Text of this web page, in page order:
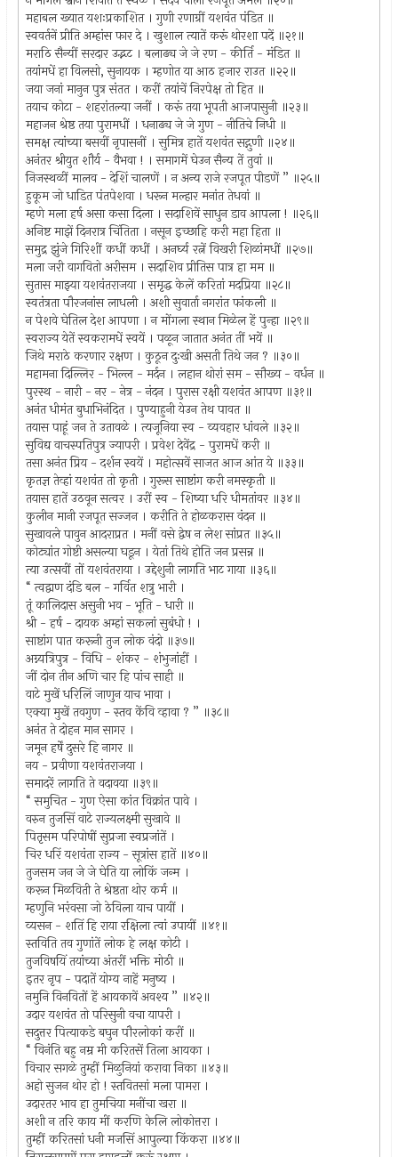
महाबल ख्यात यशःप्रकाशित । गुणी रणाग्रीं यशवंत पंडित ॥
स्ववर्तनें प्रीति अम्हांस फार दे । खुशाल त्यातें करूं थोरशा पदें ॥२१॥
मराठि सैन्यीं सरदार उद्भट । बलाढ्य जे जे रण - कीर्ति - मंडित ॥
तयांमधें हा विलसो, सुनायक । म्हणोत या आठ हजार राउत ॥२२॥
जया जनां मानुन पुत्र संतत । करीं तयांचें निरपेक्ष तो हित ॥
तयाच कोटा - शहरांतल्या जनीं । करूं तया भूपती आजपासुनी ॥२३॥
महाजन श्रेष्ठ तया पुरामधीं । धनाढ्य जे जे गुण - नीतिचे निधी ॥
समक्ष त्यांच्या बसवीं नृपासनीं । सुमित्र हातें यशवंत सद्गुणी ॥२४॥
अनंतर श्रीयुत शौर्य - वैभवा ! । समागमें घेउन सैन्य तें तुवां ॥
निजस्थळीं मालव - देशिं चालणें । न अन्य राजे रजपूत पीडणें ” ॥२५॥
हुकूम जो धाडित पंतपेशवा । धरून मल्हार मनांत तेधवां ॥
म्हणे मला हर्ष असा कसा दिला । सदाशिवें साधुन डाव आपला ! ॥२६॥
अनिष्ट माझें दिनरात्र चिंतिता । नसून इच्छाहि करी महा हिता ॥
समुद्र झुंजे गिरिशीं कधीं कधीं । अनर्घ्य रत्नें विखरी शिळांमधीं ॥२७॥
मला जरी वागवितो अरीसम । सदाशिव प्रीतिस पात्र हा मम ॥
सुतास माझ्या यशवंतराजया । समृद्ध केलें करितां मदप्रिया ॥२८॥
स्वतंत्रता पौरजनांस लाधली । अशी सुवार्ता नगरांत फांकली ॥
न पेशवे घेतिल देश आपणा । न मोंगला स्थान मिळेल हें पुन्हा ॥२९॥
स्वराज्य येतें स्वकरामधें स्वयें । पळून जातात अनंत तीं भयें ॥
जिथे मराठे करणार रक्षण । कुठून दुःखी असती तिथे जन ? ॥३०॥
महामना दिल्लिर - भिल्ल - मर्दन । लहान थोरां सम - सौख्य - वर्धन ॥
पुरस्थ - नारी - नर - नेत्र - नंदन । पुरास रक्षी यशवंत आपण ॥३१॥
अनंत धीमंत बुधाभिनंदित । पुण्याहुनी येउन तेथ पावत ॥
तयास पाहूं जन ते उतावळे । त्यजूनिया स्व - व्यवहार धांवले ॥३२॥
सुविद्य वाचस्पतिपुत्र ज्यापरी । प्रवेश देवेंद्र - पुरामधें करी ॥
तसा अनंत प्रिय - दर्शन स्वयें । महोत्सवें साजत आज आंत ये ॥३३॥
कृतज्ञ तेव्हां यशवंत तो कृती । गुरूस साष्टांग करी नमस्कृती ॥
तयास हातें उठवून सत्वर । उरीं स्व - शिष्या धरि धीमतांवर ॥३४॥
कुलीन मानी रजपूत सज्जन । करीति ते होळकरास वंदन ॥
सुखावले पावुन आदराप्रत । मनीं वसे द्वेष न लेश सांप्रत ॥३५॥
कोट्यांत गोष्टी असल्या घडून । येतां तिथे होति जन प्रसन्न ॥
त्या उत्सवीं तों यशवंतराया । उद्देशुनी लागति भाट गाया ॥३६॥
“ त्वद्वाण दंडि बल - गर्वित शत्रु भारी ।
तूं कालिदास असुनी भव - भूति - धारी ॥
श्री - हर्ष - दायक अम्हां सकलां सुबंधो ! ।
साष्टांग पात करूनी तुज लोक वंदो ॥३७॥
अग्न्यत्रिपुत्र - विधि - शंकर - शंभुजांहीं ।
जीं दोन तीन अणि चार हि पांच साही ॥
वाटे मुखें धरिलिं जाणुन याच भावा ।
एक्या मुखें तवगुण - स्तव केंवि व्हावा ? ” ॥३८॥
अनंत ते दोहन मान सागर ।
जमून हर्षें दुसरे हि नागर ॥
नय - प्रवीणा यशवंतराजया ।
समादरें लागति ते वदावया ॥३९॥
“ समुचित - गुण ऐसा कांत विक्रांत पावे ।
वरुन तुजसिं वाटे राज्यलक्ष्मी सुखावे ॥
पितृसम परिपोषीं सुप्रजा स्वप्रजांतें ।
चिर धरिं यशवंता राज्य - सूत्रांस हातें ॥४०॥
तुजसम जन जे जे घेति या लोकिं जन्म ।
करून मिळविती ते श्रेष्ठता थोर कर्म ॥
म्हणुनि भरंवसा जो ठेविला याच पायीं ।
व्यसन - शतिं हि राया रक्षिला त्वां उपायीं ॥४१॥
स्तविति तव गुणांतें लोक हे लक्ष कोटी ।
तुजविषयिं तयांच्या अंतरीं भक्ति मोठी ॥
इतर नृप - पदातें योग्य नाहें मनुष्य ।
नमुनि विनवितों हें आयकावें अवश्य ” ॥४२॥
उदार यशवंत तो परिसुनी वचा यापरी ।
सदुत्तर पित्याकडे बघुन पौरलोकां करीं ॥
“ विनंति बहु नम्र मी करितसें तिला आयका ।
विचार सगळे तुम्हीं मिळुनियां करावा निका ॥४३॥
अहो सुजन थोर हो ! स्तवितसां मला पामरा ।
उदारतर भाव हा तुमचिया मनींचा खरा ॥
अशी न तरि काय मीं करणि केलि लोकोत्तरा ।
तुम्हीं करितसां धनी मजसिं आपुल्या किंकरा ॥४४॥